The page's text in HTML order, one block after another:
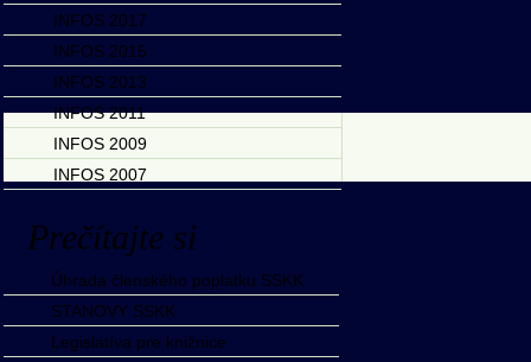
INFOS 2017
INFOS 2015
INFOS 2013
INFOS 2011
INFOS 2009
INFOS 2007
Prečítajte si
Úhrada členského poplatku SSKK
STANOVY SSKK
Legislatíva pre knižnice